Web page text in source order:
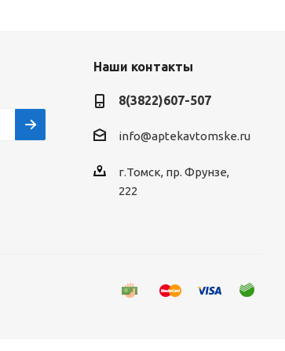
Наши контакты
8(3822)607-507
info@aptekavtomske.ru
г.Томск, пр. Фрунзе,
222